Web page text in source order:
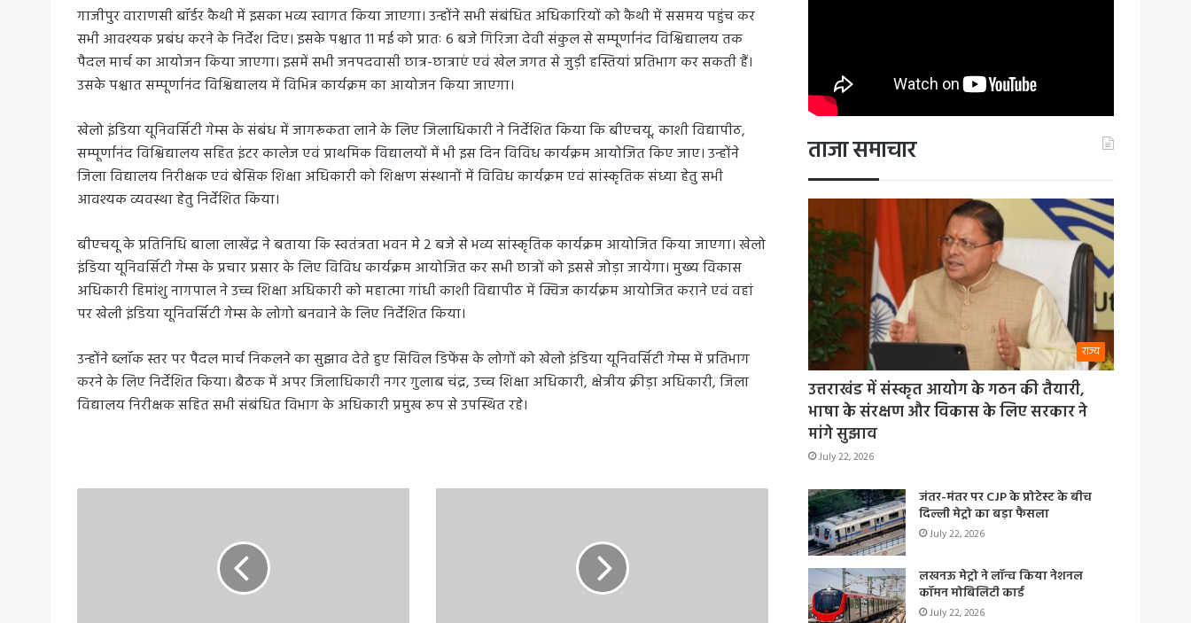
गाजीपुर वाराणसी बॉर्डर कैथी में इसका भव्य स्वागत किया जाएगा। उन्होंने सभी संबंधित अधिकारियों को कैथी में ससमय पहुंच कर
सभी आवश्यक प्रबंध करने के निर्देश दिए। इसके पश्चात 11 मई को प्रातः 6 बजे गिरिजा देवी संकुल से सम्पूर्णानंद विश्विद्यालय तक
पैदल मार्च का आयोजन किया जाएगा। इसमें सभी जनपदवासी छात्र-छात्राएं एवं खेल जगत से जुड़ी हस्तियां प्रतिभाग कर सकती हैं।
उसके पश्चात सम्पूर्णानंद विश्विद्यालय में विभिन्न कार्यक्रम का आयोजन किया जाएगा।
खेलो इंडिया यूनिवर्सिटी गेम्स के संबंध में जागरूकता लाने के लिए जिलाधिकारी ने निर्देशित किया कि बीएचयू, काशी विद्यापीठ,
सम्पूर्णानंद विश्विद्यालय सहित इंटर कालेज एवं प्राथमिक विद्यालयों में भी इस दिन विविध कार्यक्रम आयोजित किए जाए। उन्होंने
जिला विद्यालय निरीक्षक एवं बेसिक शिक्षा अधिकारी को शिक्षण संस्थानों में विविध कार्यक्रम एवं सांस्कृतिक संध्या हेतु सभी
आवश्यक व्यवस्था हेतु निर्देशित किया।
बीएचयू के प्रतिनिधि बाला लाखेंद्र ने बताया कि स्वतंत्रता भवन मे 2 बजे से भव्य सांस्कृतिक कार्यक्रम आयोजित किया जाएगा। खेलो
इंडिया यूनिवर्सिटी गेम्स के प्रचार प्रसार के लिए विविध कार्यक्रम आयोजित कर सभी छात्रों को इससे जोड़ा जायेगा। मुख्य विकास
अधिकारी हिमांशु नागपाल ने उच्च शिक्षा अधिकारी को महात्मा गांधी काशी विद्यापीठ में क्विज कार्यक्रम आयोजित कराने एवं वहां
पर खेली इंडिया यूनिवर्सिटी गेम्स के लोगो बनवाने के लिए निर्देशित किया।
उन्होंने ब्लॉक स्तर पर पैदल मार्च निकलने का सुझाव देते हुए सिविल डिफेंस के लोगों को खेलो इंडिया यूनिवर्सिटी गेम्स में प्रतिभाग
करने के लिए निर्देशित किया। बैठक में अपर जिलाधिकारी नगर गुलाब चंद्र, उच्च शिक्षा अधिकारी, क्षेत्रीय क्रीड़ा अधिकारी, जिला
विद्यालय निरीक्षक सहित सभी संबंधित विभाग के अधिकारी प्रमुख रूप से उपस्थित रहे।
ताजा समाचार
राज्य
उत्तराखंड में संस्कृत आयोग के गठन की तैयारी,
भाषा के संरक्षण और विकास के लिए सरकार ने
मांगे सुझाव
July 22, 2026
जंतर-मंतर पर CJP के प्रोटेस्ट के बीच
दिल्ली मेट्रो का बड़ा फैसला
July 22, 2026
लखनऊ मेट्रो ने लॉन्च किया नेशनल
कॉमन मोबिलिटी कार्ड
July 22, 2026